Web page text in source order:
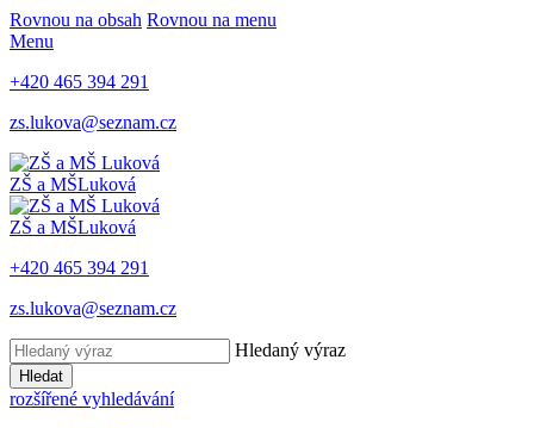
Rovnou na obsah Rovnou na menu
Menu
+420 465 394 291
zs.lukova@seznam.cz
ZŠ a MŠLuková
ZŠ a MŠLuková
+420 465 394 291
zs.lukova@seznam.cz
Hledaný výraz
Hledat
rozšířené vyhledávání